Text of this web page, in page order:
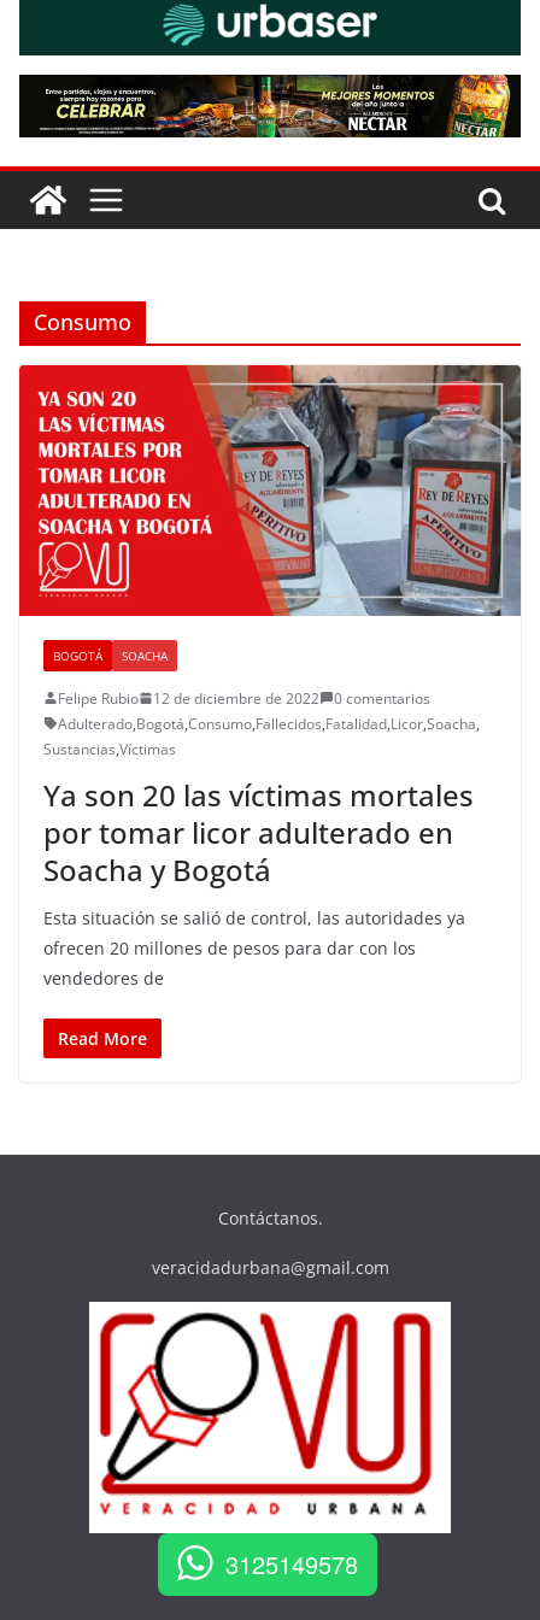
Consumo
BOGOTÁ SOACHA
Felipe Rubio 12 de diciembre de 2022
0 comentarios
Adulterado,Bogotá,Consumo,Fallecidos,Fatalidad,Licor,Soacha,
Sustancias,Víctimas
Ya son 20 las víctimas mortales
por tomar licor adulterado en
Soacha y Bogotá
Esta situación se salió de control, las autoridades ya
ofrecen 20 millones de pesos para dar con los
vendedores de
Read More
Contáctanos.
veracidadurbana@gmail.com
3125149578